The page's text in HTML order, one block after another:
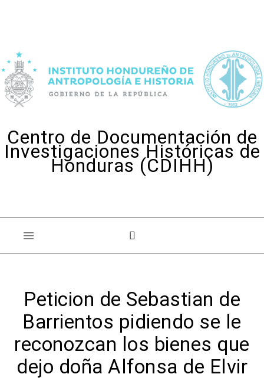
Centro de Documentación de
Investigaciones Históricas de
Honduras (CDIHH)
Peticion de Sebastian de
Barrientos pidiendo se le
reconozcan los bienes que
dejo doña Alfonsa de Elvir